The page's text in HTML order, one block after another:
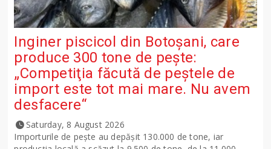
Inginer piscicol din Botoşani, care
produce 300 tone de peşte:
„Competiţia făcută de peştele de
import este tot mai mare. Nu avem
desfacere“
Saturday, 8 August 2026
Importurile de peşte au depăşit 130.000 de tone, iar